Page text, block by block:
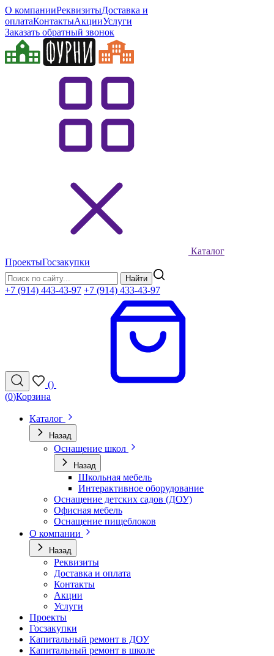
О компанииРеквизитыДоставка и
оплатаКонтактыАкцииУслуги
Заказать обратный звонок
Каталог
ПроектыГосзакупки
Найти
+7 (914) 443-43-97 +7 (914) 433-43-97
()
(0)Корзина
Каталог
Назад
Оснащение школ
Назад
Школьная мебель
Интерактивное оборудование
Оснащение детских садов (ДОУ)
Офисная мебель
Оснащение пищеблоков
О компании
Назад
Реквизиты
Доставка и оплата
Контакты
Акции
Услуги
Проекты
Госзакупки
Капитальный ремонт в ДОУ
Капитальный ремонт в школе